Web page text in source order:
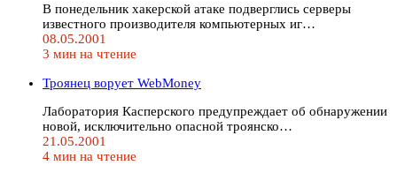
В понедельник хакерской атаке подверглись серверы
известного производителя компьютерных иг…
08.05.2001
3 мин на чтение
Троянец ворует WebMoney
Лаборатория Касперского предупреждает об обнаружении
новой, исключительно опасной троянско…
21.05.2001
4 мин на чтение